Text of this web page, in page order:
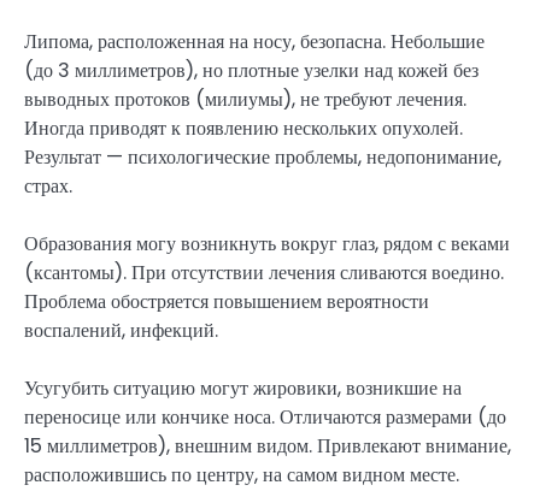
Липома, расположенная на носу, безопасна. Небольшие
(до 3 миллиметров), но плотные узелки над кожей без
выводных протоков (милиумы), не требуют лечения.
Иногда приводят к появлению нескольких опухолей.
Результат — психологические проблемы, недопонимание,
страх.
Образования могу возникнуть вокруг глаз, рядом с веками
(ксантомы). При отсутствии лечения сливаются воедино.
Проблема обостряется повышением вероятности
воспалений, инфекций.
Усугубить ситуацию могут жировики, возникшие на
переносице или кончике носа. Отличаются размерами (до
15 миллиметров), внешним видом. Привлекают внимание,
расположившись по центру, на самом видном месте.